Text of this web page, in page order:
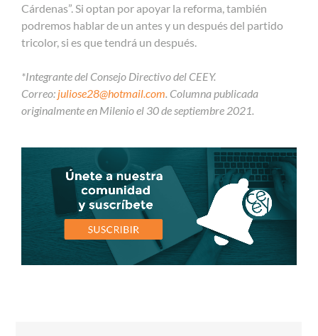
Cárdenas”. Si optan por apoyar la reforma, también
podremos hablar de un antes y un después del partido
tricolor, si es que tendrá un después.
*Integrante del Consejo Directivo del CEEY.
Correo: juliose28@hotmail.com . Columna publicada
originalmente en Milenio el 30 de septiembre 2021.